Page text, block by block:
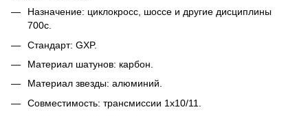
Назначение: циклокросс, шоссе и другие дисциплины
700c.
Стандарт: GXP.
Материал шатунов: карбон.
Материал звезды: алюминий.
Совместимость: трансмиссии 1х10/11.